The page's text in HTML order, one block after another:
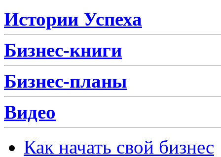
Истории Успеха
Бизнес-книги
Бизнес-планы
Видео
Как начать свой бизнес